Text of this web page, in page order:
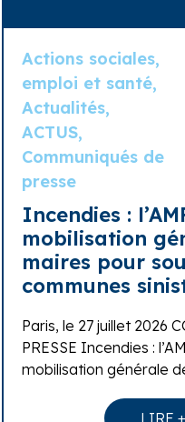
Actions sociales,
emploi et santé,
Actualités,
ACTUS,
Communiqués de
presse
Incendies :
mobilisation
maires pour
communes
Paris, le 27 juillet 2026
PRESSE Incendies :
mobilisation générale